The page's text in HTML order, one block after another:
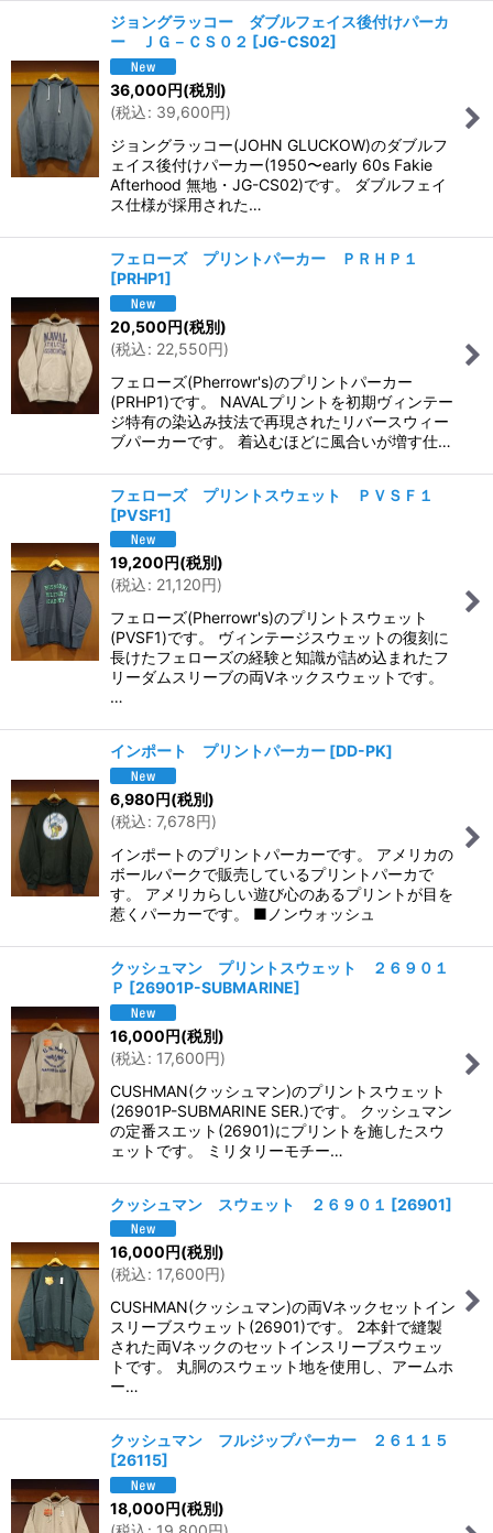
ジョングラッコー ダブルフェイス後付けパーカ
ー ＪＧ－ＣＳ０２ [JG-CS02]
36,000円(税別)
(税込: 39,600円)
ジョングラッコー(JOHN GLUCKOW)のダブルフ
ェイス後付けパーカー(1950〜early 60s Fakie
Afterhood 無地・JG-CS02)です。 ダブルフェイ
ス仕様が採用された…
フェローズ プリントパーカー ＰＲＨＰ１
[PRHP1]
20,500円(税別)
(税込: 22,550円)
フェローズ(Pherrowr's)のプリントパーカー
(PRHP1)です。 NAVALプリントを初期ヴィンテー
ジ特有の染込み技法で再現されたリバースウィー
ブパーカーです。 着込むほどに風合いが増す仕…
フェローズ プリントスウェット ＰＶＳＦ１
[PVSF1]
19,200円(税別)
(税込: 21,120円)
フェローズ(Pherrowr's)のプリントスウェット
(PVSF1)です。 ヴィンテージスウェットの復刻に
長けたフェローズの経験と知識が詰め込まれたフ
リーダムスリーブの両Vネックスウェットです。
…
インポート プリントパーカー [DD-PK]
6,980円(税別)
(税込: 7,678円)
インポートのプリントパーカーです。 アメリカの
ボールパークで販売しているプリントパーカで
す。 アメリカらしい遊び心のあるプリントが目を
惹くパーカーです。 ■ノンウォッシュ
クッシュマン プリントスウェット ２６９０１
Ｐ [26901P-SUBMARINE]
16,000円(税別)
(税込: 17,600円)
CUSHMAN(クッシュマン)のプリントスウェット
(26901P-SUBMARINE SER.)です。 クッシュマン
の定番スエット(26901)にプリントを施したスウ
ェットです。 ミリタリーモチー…
クッシュマン スウェット ２６９０１ [26901]
16,000円(税別)
(税込: 17,600円)
CUSHMAN(クッシュマン)の両Vネックセットイン
スリーブスウェット(26901)です。 2本針で縫製
された両Vネックのセットインスリーブスウェッ
トです。 丸胴のスウェット地を使用し、アームホ
ー…
クッシュマン フルジップパーカー ２６１１５
[26115]
18,000円(税別)